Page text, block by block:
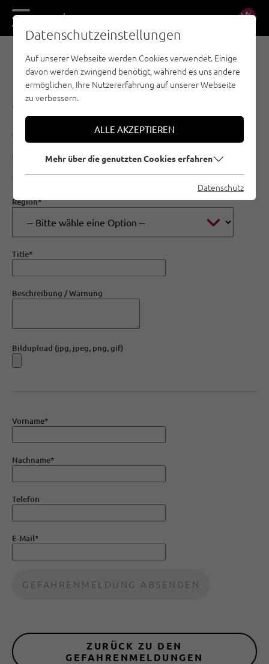
DE EN
GEFAHRENMELDESTELLE
Gefahr melden
Gefahr in Verzug
Sicherheitshinweis
Sonstige Meldung
Region*
Title*
Beschreibung / Warnung
Bildupload (jpg, jpeg, png, gif)
Vorname*
Nachname*
Telefon
E-Mail*
ZURÜCK ZU DEN
GEFAHRENMELDUNGEN
Datenschutzeinstellungen
Auf unserer Webseite werden Cookies verwendet. Einige
davon werden zwingend benötigt, während es uns andere
ermöglichen, Ihre Nutzererfahrung auf unserer Webseite
zu verbessern.
ALLE AKZEPTIEREN
Mehr über die genutzten Cookies erfahren
Datenschutz